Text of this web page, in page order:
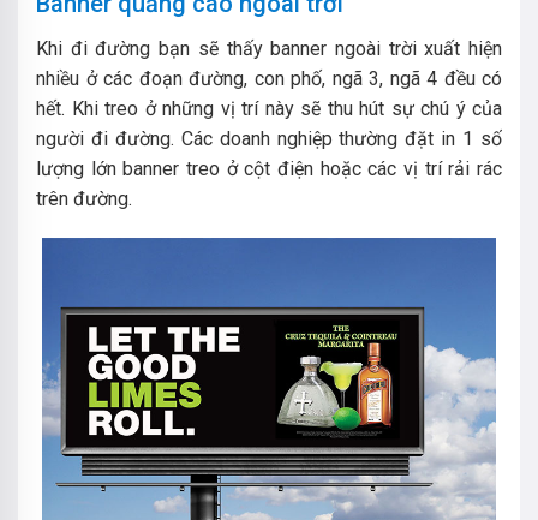
Khi đi đường bạn sẽ thấy banner ngoài trời xuất hiện
nhiều ở các đoạn đường, con phố, ngã 3, ngã 4 đều có
hết. Khi treo ở những vị trí này sẽ thu hút sự chú ý của
người đi đường. Các doanh nghiệp thường đặt in 1 số
lượng lớn banner treo ở cột điện hoặc các vị trí rải rác
trên đường.